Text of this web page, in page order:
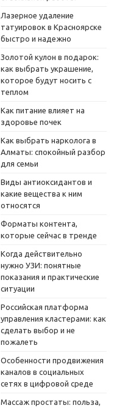
Лазерное удаление
татуировок в Красноярске
быстро и надежно
Золотой кулон в подарок:
как выбрать украшение,
которое будут носить с
теплом
Как питание влияет на
здоровье почек
Как выбрать нарколога в
Алматы: спокойный разбор
для семьи
Виды антиоксидантов и
какие вещества к ним
относятся
Форматы контента,
которые сейчас в тренде
Когда действительно
нужно УЗИ: понятные
показания и практические
ситуации
Российская платформа
управления кластерами: как
сделать выбор и не
пожалеть
Особенности продвижения
каналов в социальных
сетях в цифровой среде
Массаж простаты: польза,